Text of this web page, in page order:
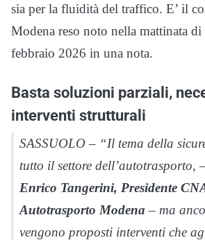
sia per la fluidità del traffico. E’ il
Modena reso noto nella mattinata
febbraio 2026 in una nota.
Basta soluzioni parziali,
interventi strutturali
SASSUOLO – “Il tema della
tutto il settore dell’autotrasporto,
Enrico Tangerini, Presidente
Autotrasporto Modena – ma
vengono proposti interventi che